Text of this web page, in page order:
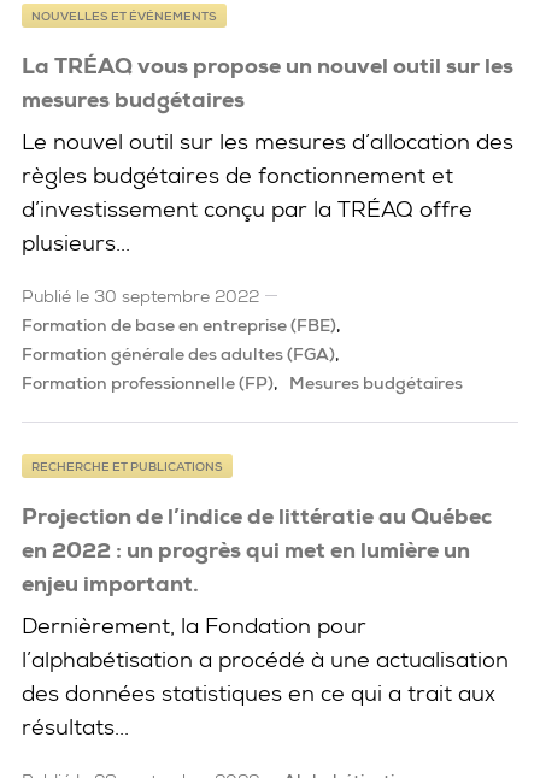
La TRÉAQ vous propose un nouvel outil sur les
mesures budgétaires
NOUVELLES ET ÉVÉNEMENTS
Le nouvel outil sur les mesures d’allocation des
règles budgétaires de fonctionnement et
d’investissement conçu par la TRÉAQ offre
plusieurs...
Publié le 30 septembre 2022
Formation de base en entreprise (FBE)
Formation générale des adultes (FGA)
Formation professionnelle (FP)
Mesures budgétaires
Projection de l’indice de littératie au Québec
en 2022 : un progrès qui met en lumière un
enjeu important.
RECHERCHE ET PUBLICATIONS
Dernièrement, la Fondation pour
l’alphabétisation a procédé à une actualisation
des données statistiques en ce qui a trait aux
résultats...